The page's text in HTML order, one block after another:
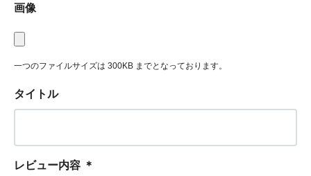
画像
一つのファイルサイズは 300KB までとなっております。
タイトル
レビュー内容 ＊